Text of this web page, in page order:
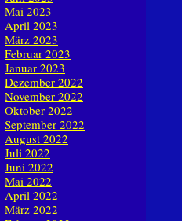
Mai 2023
April 2023
März 2023
Februar 2023
Januar 2023
Dezember 2022
November 2022
Oktober 2022
September 2022
August 2022
Juli 2022
Juni 2022
Mai 2022
April 2022
März 2022